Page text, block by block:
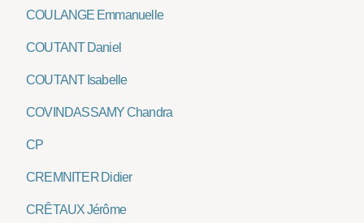
COULANGE Emmanuelle
COUTANT Daniel
COUTANT Isabelle
COVINDASSAMY Chandra
CP
CREMNITER Didier
CRÊTAUX Jérôme